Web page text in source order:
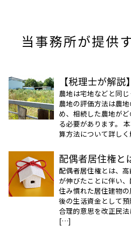
当事務所が提供
【税理士が解説
農地は宅地などと同じ
農地の評価方法は農
め、相続した農地が
る必要があります。
算方法について詳し
配偶者居住権と
配偶者居住権とは、
が伸びたことに伴い
住み慣れた居住建物
後の生活資金として預
合理的意思を改正民
[…]